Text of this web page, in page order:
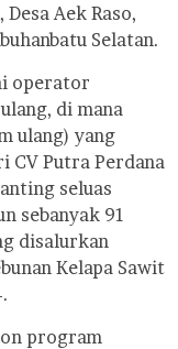
Aek Raso,
Selatan.
operator
di mana
ulang) yang
CV Putra Perdana
seluas
sebanyak 91
disalurkan
Kelapa Sawit
program